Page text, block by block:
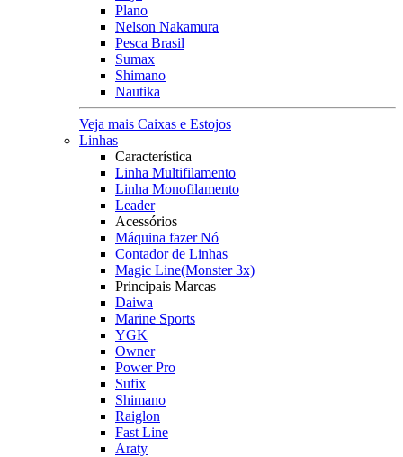
Plano
Nelson Nakamura
Pesca Brasil
Sumax
Shimano
Nautika
Veja mais Caixas e Estojos
Linhas
Característica
Linha Multifilamento
Linha Monofilamento
Leader
Acessórios
Máquina fazer Nó
Contador de Linhas
Magic Line(Monster 3x)
Principais Marcas
Daiwa
Marine Sports
YGK
Owner
Power Pro
Sufix
Shimano
Raiglon
Fast Line
Araty